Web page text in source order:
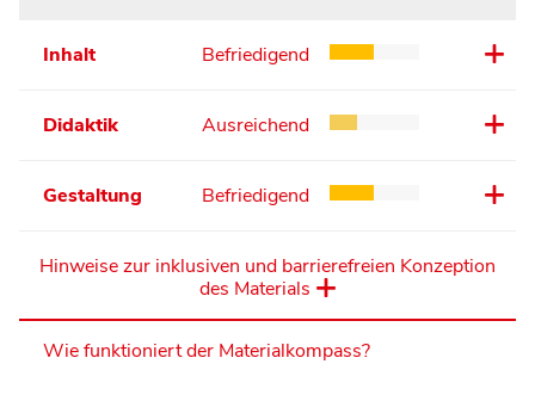
Inhalt Befriedigend
Didaktik Ausreichend
Gestaltung Befriedigend
Hinweise zur inklusiven und barrierefreien Konzeption
des Materials
Wie funktioniert der Materialkompass?